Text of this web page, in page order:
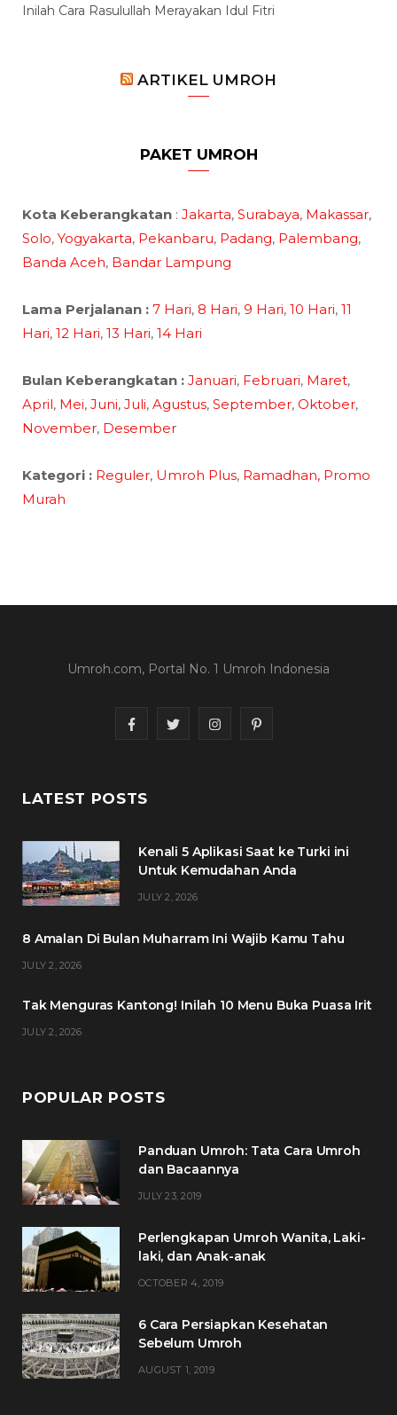
Inilah Cara Rasulullah Merayakan Idul Fitri
ARTIKEL UMROH
PAKET UMROH
Kota Keberangkatan : Jakarta, Surabaya, Makassar,
Solo, Yogyakarta, Pekanbaru, Padang, Palembang,
Banda Aceh, Bandar Lampung
Lama Perjalanan : 7 Hari, 8 Hari, 9 Hari, 10 Hari, 11
Hari, 12 Hari, 13 Hari, 14 Hari
Bulan Keberangkatan : Januari, Februari, Maret,
April, Mei, Juni, Juli, Agustus, September, Oktober,
November, Desember
Kategori : Reguler, Umroh Plus, Ramadhan, Promo
Murah
Umroh.com, Portal No. 1 Umroh Indonesia
F
b
T
t
I
a
P
e
LATEST POSTS
Kenali 5 Aplikasi Saat ke Turki ini
Untuk Kemudahan Anda
JULY 2, 2026
8 Amalan Di Bulan Muharram Ini Wajib Kamu Tahu
JULY 2, 2026
Tak Menguras Kantong! Inilah 10 Menu Buka Puasa Irit
JULY 2, 2026
POPULAR POSTS
Panduan Umroh: Tata Cara Umroh
dan Bacaannya
JULY 23, 2019
Perlengkapan Umroh Wanita, Laki-
laki, dan Anak-anak
OCTOBER 4, 2019
6 Cara Persiapkan Kesehatan
Sebelum Umroh
AUGUST 1, 2019